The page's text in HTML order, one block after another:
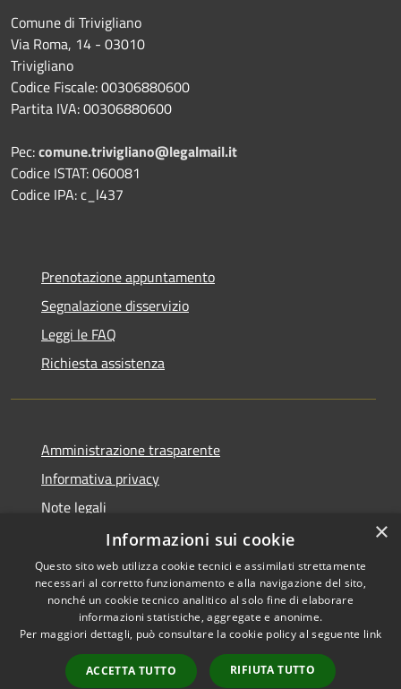
Comune di Trivigliano
Via Roma, 14 - 03010
Trivigliano
Codice Fiscale: 00306880600
Partita IVA: 00306880600
Pec:comune.trivigliano@legalmail.it
Codice ISTAT: 060081
Codice IPA: c_l437
Prenotazione appuntamento
Segnalazione disservizio
Leggi le FAQ
Richiesta assistenza
Amministrazione trasparente
Informativa privacy
Note legali
Dichiarazione di accessibilità
RSS
Accessibilità
Copyright © 2026 • Comune di
Municipium•
Accesso
×
Informazioni sui cookie
Questo sito web utilizza cookie tecnici e assimilati strettamente
necessari al corretto funzionamento e alla navigazione del sito,
nonché un cookie tecnico analitico al solo fine di elaborare
informazioni statistiche, aggregate e anonime.
Per maggiori dettagli, può consultare la cookie policy al seguente link
ACCETTA TUTTO RIFIUTA TUTTO